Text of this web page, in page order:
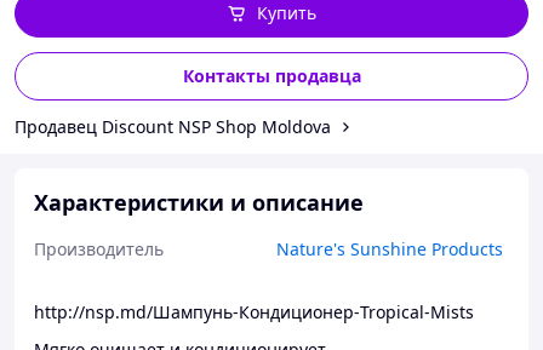
Контакты продавца
Купить
Продавец Discount NSP Shop Moldova
Характеристики и описание
Производитель Nature's Sunshine Products
http://nsp.md/Шампунь-Кондиционер-Tropical-Mists